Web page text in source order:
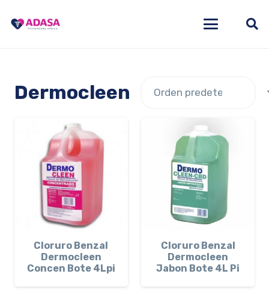
Dermocleen
Cloruro Benzal
Dermocleen
Concen Bote 4Lpi
Cloruro Benzal
Dermocleen
Jabon Bote 4L Pi